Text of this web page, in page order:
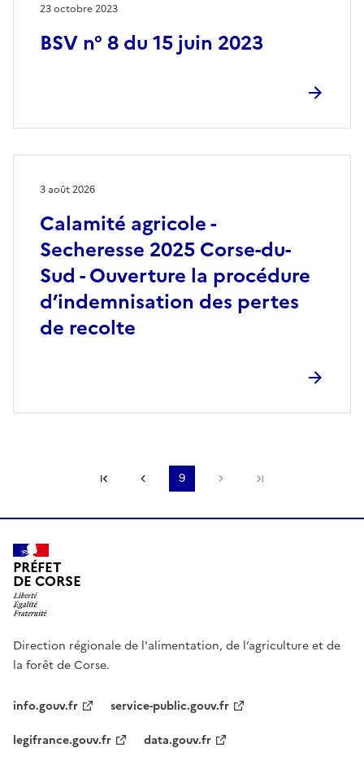
BSV n° 8 du 15 juin 2023
23 octobre 2023
Calamité agricole -
Secheresse 2025 Corse-du-
Sud - Ouverture la procédure
d’indemnisation des pertes
de recolte
3 août 2026
Première pagePage précédente
9 Page suivante
PRÉFET
DE CORSE
Direction régionale de l'alimentation, de l’agriculture et de
la forêt de Corse.
info.gouv.fr
service-public.gouv.fr
legifrance.gouv.fr
data.gouv.fr